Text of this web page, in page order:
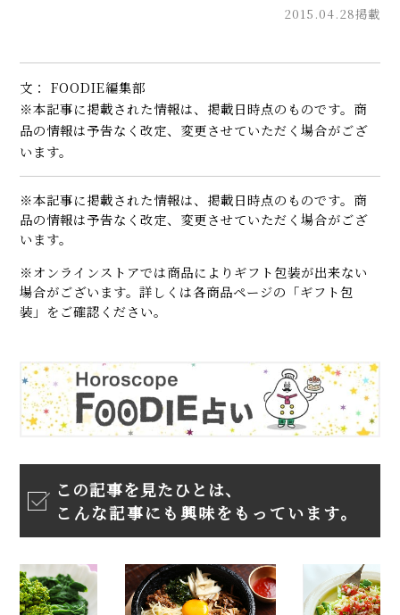
2015.04.28掲載
文： FOODIE編集部
※本記事に掲載された情報は、掲載日時点のものです。商
品の情報は予告なく改定、変更させていただく場合がござ
います。
※本記事に掲載された情報は、掲載日時点のものです。商
品の情報は予告なく改定、変更させていただく場合がござ
います。
※オンラインストアでは商品によりギフト包装が出来ない
場合がございます。詳しくは各商品ページの「ギフト包
装」をご確認ください。
この記事を見たひとは、
こんな記事にも興味をもっています。